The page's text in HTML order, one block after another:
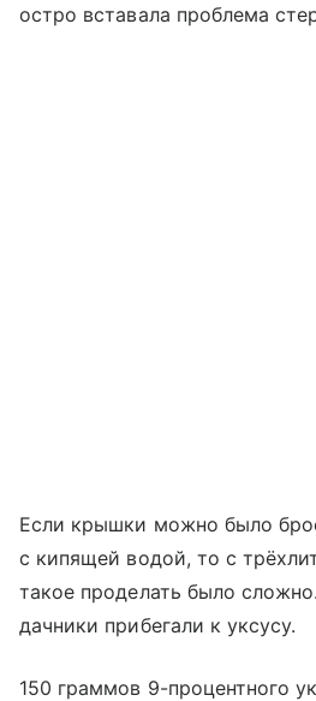
остро вставала проблема
Если крышки можно было
с кипящей водой, то с
такое проделать было
дачники прибегали к уксусу.
150 граммов 9-процентного